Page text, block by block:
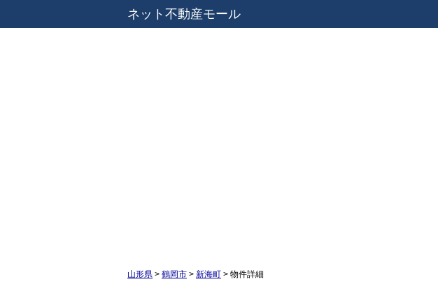
ネット不動産モール
山形県 > 鶴岡市 > 新海町 > 物件詳細